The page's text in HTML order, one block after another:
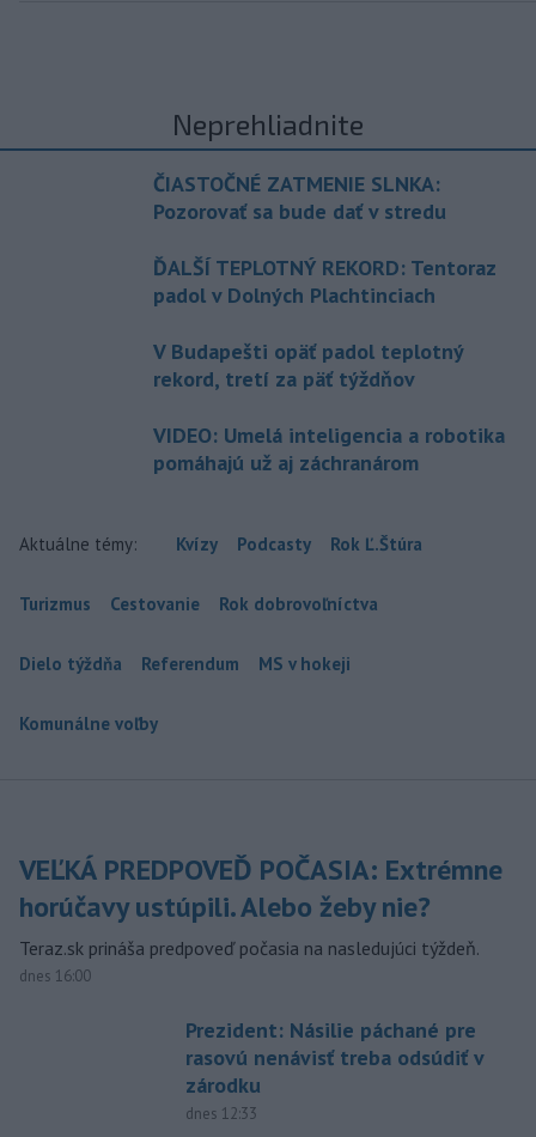
Neprehliadnite
ČIASTOČNÉ ZATMENIE SLNKA:
Pozorovať sa bude dať v stredu
ĎALŠÍ TEPLOTNÝ REKORD: Tentoraz
padol v Dolných Plachtinciach
V Budapešti opäť padol teplotný
rekord, tretí za päť týždňov
VIDEO: Umelá inteligencia a robotika
pomáhajú už aj záchranárom
Aktuálne témy: Kvízy Podcasty Rok Ľ.Štúra
Turizmus Cestovanie Rok dobrovoľníctva
Dielo týždňa Referendum MS v hokeji
Komunálne voľby
VEĽKÁ PREDPOVEĎ POČASIA: Extrémne
horúčavy ustúpili. Alebo žeby nie?
Teraz.sk prináša predpoveď počasia na nasledujúci týždeň.
dnes 16:00
Prezident: Násilie páchané pre
rasovú nenávisť treba odsúdiť v
zárodku
dnes 12:33